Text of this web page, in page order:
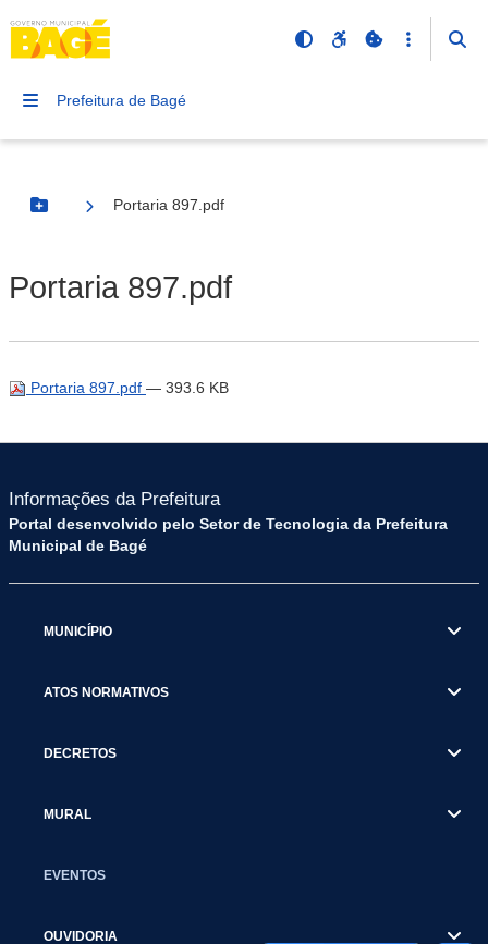
Prefeitura de Bagé
Botão Menu
Portaria 897.pdf
Portaria 897.pdf
Portaria 897.pdf — 393.6 KB
Informações da Prefeitura
Portal desenvolvido pelo Setor de Tecnologia da Prefeitura
Municipal de Bagé
MUNICÍPIO
ATOS NORMATIVOS
DECRETOS
MURAL
EVENTOS
OUVIDORIA